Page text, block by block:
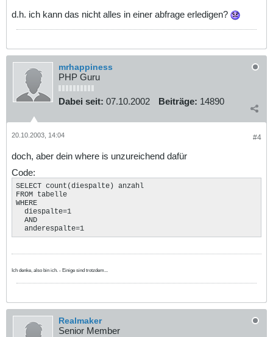
d.h. ich kann das nicht alles in einer abfrage erledigen?
mrhappiness
PHP Guru
Dabei seit: 07.10.2002 Beiträge: 14890
#4
20.10.2003, 14:04
doch, aber dein where is unzureichend dafür
Code:
SELECT count(diespalte) anzahl
FROM tabelle
WHERE
  diespalte=1
  AND
  anderespalte=1
Ich denke, also bin ich. - Einige sind trotzdem...
Realmaker
Senior Member